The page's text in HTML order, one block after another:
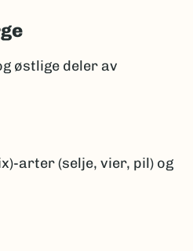
østlige deler av
arter (selje, vier, pil) og